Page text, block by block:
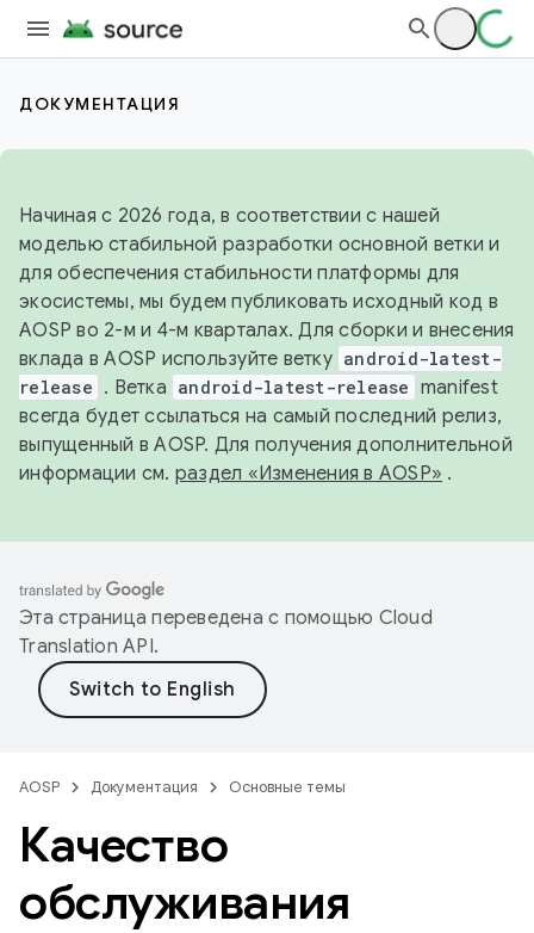
ДОКУМЕНТАЦИЯ
Начиная с 2026 года, в соответствии с нашей
моделью стабильной разработки основной ветки и
для обеспечения стабильности платформы для
экосистемы, мы будем публиковать исходный код в
AOSP во 2-м и 4-м кварталах. Для сборки и внесения
вклада в AOSP используйте ветку android-latest-
release . Ветка android-latest-release manifest
всегда будет ссылаться на самый последний релиз,
выпущенный в AOSP. Для получения дополнительной
информации см. раздел «Изменения в AOSP» .
Эта страница переведена с помощью Cloud
Translation API.
AOSP Документация Основные темы
Качество
обслуживания